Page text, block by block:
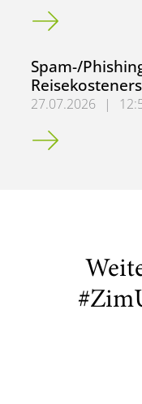
Limitierung
Spam-/
27.07.2026 |
Spam-/Phishing-